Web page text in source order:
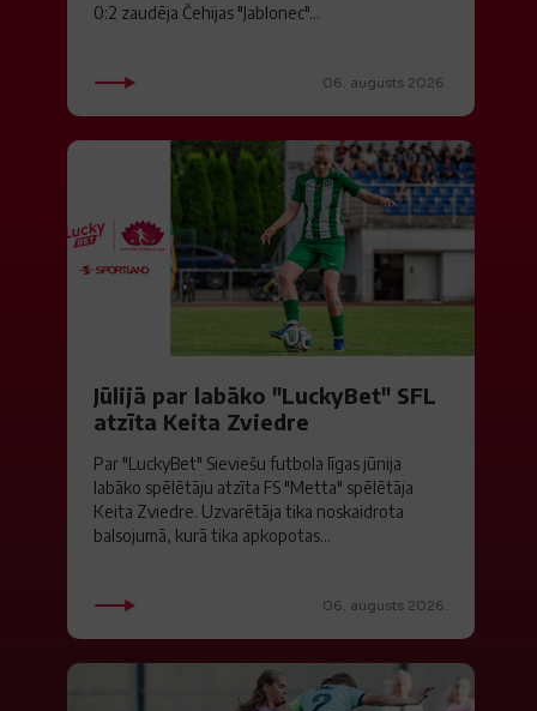
0:2 zaudēja Čehijas "Jablonec"...
06. augusts 2026.
Jūlijā par labāko "LuckyBet" SFL
atzīta Keita Zviedre
Par "LuckyBet" Sieviešu futbola līgas jūnija
labāko spēlētāju atzīta FS "Metta" spēlētāja
Keita Zviedre. Uzvarētāja tika noskaidrota
balsojumā, kurā tika apkopotas...
06. augusts 2026.